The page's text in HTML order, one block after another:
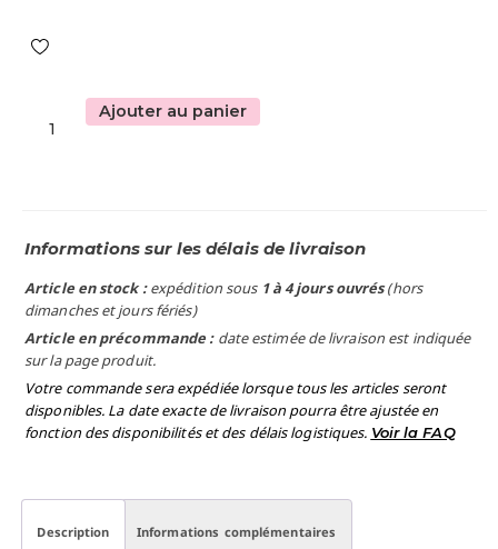
Ajouter au panier
Informations sur les délais de livraison
Article en stock :expédition sous 1 à 4 jours ouvrés(hors
dimanches et jours fériés)
Article en précommande : date estimée de livraison est indiquée
sur la page produit.
Votre commande sera expédiée lorsque tous les articles seront
disponibles. La date exacte de livraison pourra être ajustée en
fonction des disponibilités et des délais logistiques. Voir la FAQ
Description Informations complémentaires